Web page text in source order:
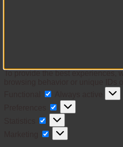
Preferences
Statistics
Marketing